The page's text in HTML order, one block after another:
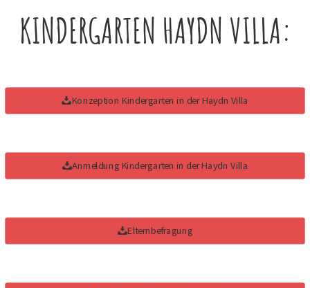
KINDERGARTEN HAYDN VILLA:
Konzeption Kindergarten in der Haydn Villa
Anmeldung Kindergarten in der Haydn Villa
Elternbefragung